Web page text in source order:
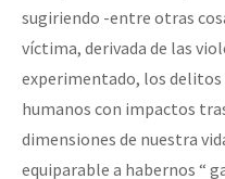
sugiriendo -entre otras
víctima, derivada de las
experimentado, los delitos
humanos con impactos
dimensiones de nuestra
equiparable a habernos “